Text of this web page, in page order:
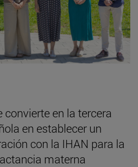
convierte en la tercera
en establecer un
con la IHAN para la
materna